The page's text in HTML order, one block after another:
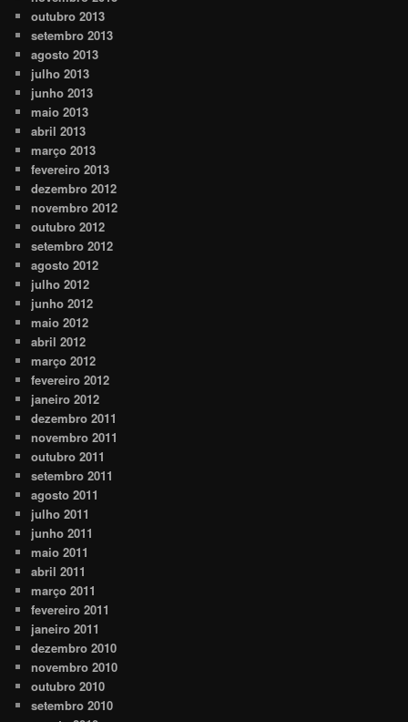
outubro 2013
setembro 2013
agosto 2013
julho 2013
junho 2013
maio 2013
abril 2013
março 2013
fevereiro 2013
dezembro 2012
novembro 2012
outubro 2012
setembro 2012
agosto 2012
julho 2012
junho 2012
maio 2012
abril 2012
março 2012
fevereiro 2012
janeiro 2012
dezembro 2011
novembro 2011
outubro 2011
setembro 2011
agosto 2011
julho 2011
junho 2011
maio 2011
abril 2011
março 2011
fevereiro 2011
janeiro 2011
dezembro 2010
novembro 2010
outubro 2010
setembro 2010